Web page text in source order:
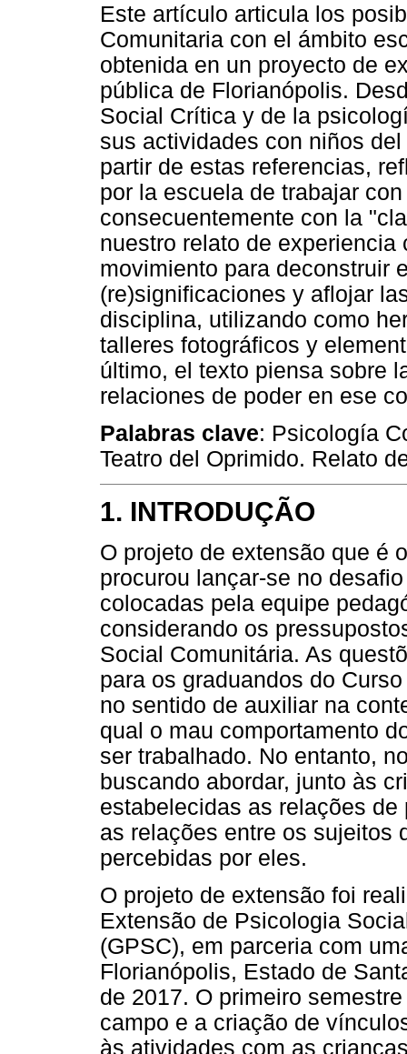
Este artículo articula los
Comunitaria con el ámbito
obtenida en un proyecto de
pública de Florianópolis.
Social Crítica y de la
sus actividades con niños
partir de estas referencias,
por la escuela de trabajar
consecuentemente con la
nuestro relato de
movimiento para deconstruir
(re)significaciones y aflojar
disciplina, utilizando como
talleres fotográficos y
último, el texto piensa sobre
relaciones de poder en ese
Palabras clave: Psicología
Teatro del Oprimido. Relato
1. INTRODUÇÃO
O projeto de extensão que é
procurou lançar-se no
colocadas pela equipe
considerando os
Social Comunitária. As
para os graduandos do
no sentido de auxiliar na
qual o mau comportamento
ser trabalhado. No entanto,
buscando abordar, junto às
estabelecidas as relações
as relações entre os sujeitos
percebidas por eles.
O projeto de extensão foi
Extensão de Psicologia
(GPSC), em parceria com
Florianópolis, Estado de
de 2017. O primeiro
campo e a criação de
às atividades com as